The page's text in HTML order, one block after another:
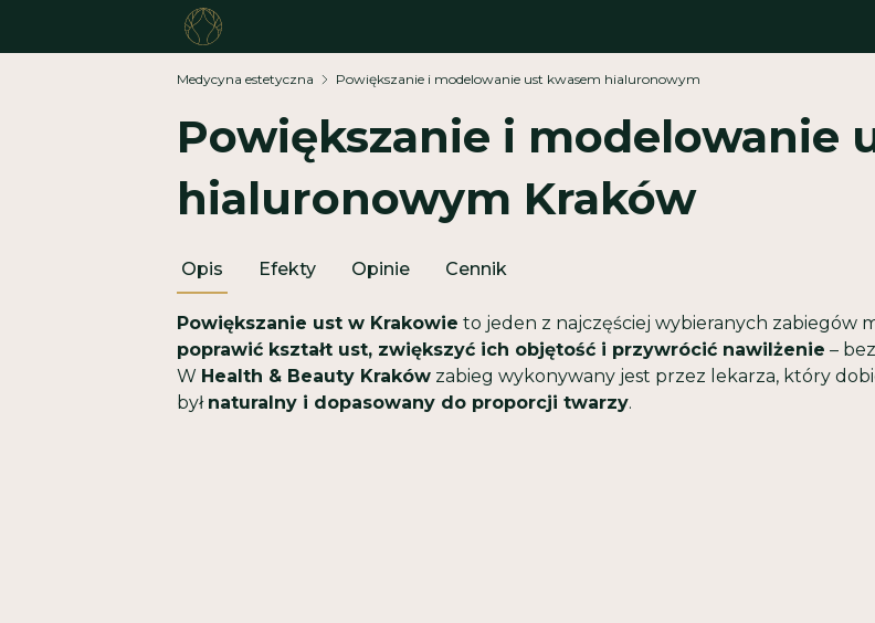
Medycyna estetyczna Powiększanie i modelowanie ust kwasem hialuronowym
Powiększanie i modelowanie
hialuronowym Kraków
Opis Efekty Opinie Cennik
Powiększanie ust w Krakowie to jeden z najczęściej wybieranych zabiegów
poprawić kształt ust, zwiększyć ich objętość i przywrócić nawilżenie –
W Health & Beauty Kraków zabieg wykonywany jest przez lekarza, który
był naturalny i dopasowany do proporcji twarzy.